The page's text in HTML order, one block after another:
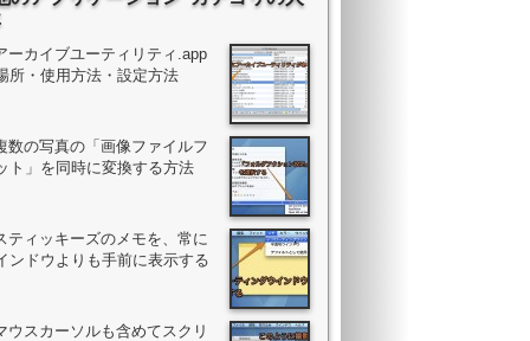
ーカイブユーティリティ.app
所・使用方法・設定方法
数の写真の「画像ファイルフ
ト」を同時に変換する方法
ティッキーズのメモを、常に
ンドウよりも手前に表示する
ウスカーソルも含めてスクリ